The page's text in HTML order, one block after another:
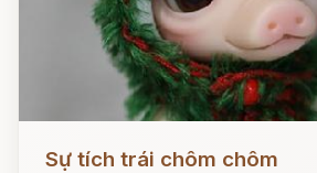
Sự tích trái chôm chôm